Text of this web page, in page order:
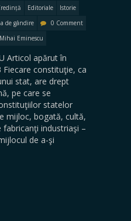
Editoriale
Istorie
de gândire
0 Comment
Mihai Eminescu
Articol apărut în
Fiecare constituţie, ca
stat, are drept
pe care se
statelor
mijloc, bogată, cultă,
industriaşi –
de a-şi